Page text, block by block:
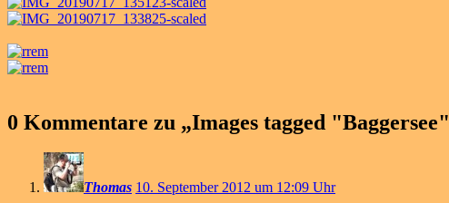
0 Kommentare zu „Images tagged "Baggersee"
Thomas 10. September 2012 um 12:09 Uhr